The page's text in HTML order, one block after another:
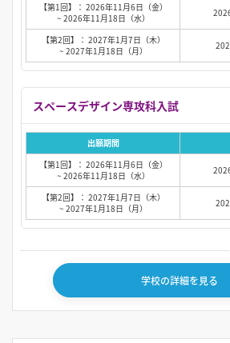
【第1回】： 2026年11月6日（金）
~ 2026年11月18日（水）
【第2回】： 2027年1月7日（木）
~ 2027年1月18日（月）
出願期間
【第1回】： 2026年11月6日（金）
~ 2026年11月18日（水）
【第2回】： 2027年1月7日（木）
~ 2027年1月18日（月）
学校の詳細を見る